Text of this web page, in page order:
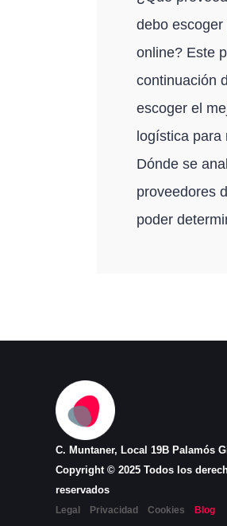
debo
online? Este
continuación
escoger el
logística para
Dónde se
proveedores
poder
C. Muntaner, Local 19B Palamós
Copyright © 2025 Todos los
reservados
Legal Privacidad Cookies Blog